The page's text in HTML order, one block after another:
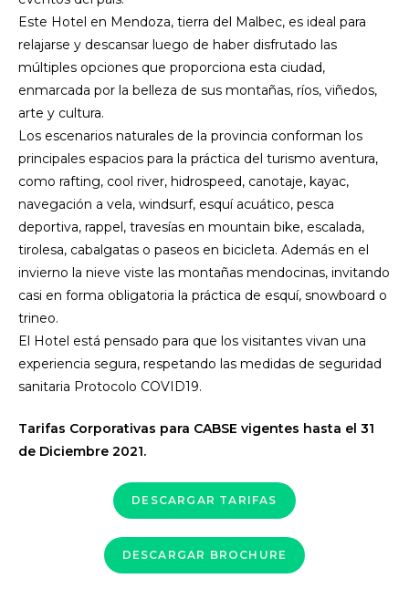
Este Hotel en Mendoza, tierra del Malbec, es ideal para
relajarse y descansar luego de haber disfrutado las
múltiples opciones que proporciona esta ciudad,
enmarcada por la belleza de sus montañas, ríos, viñedos,
arte y cultura.
Los escenarios naturales de la provincia conforman los
principales espacios para la práctica del turismo aventura,
como rafting, cool river, hidrospeed, canotaje, kayac,
navegación a vela, windsurf, esquí acuático, pesca
deportiva, rappel, travesías en mountain bike, escalada,
tirolesa, cabalgatas o paseos en bicicleta. Además en el
invierno la nieve viste las montañas mendocinas, invitando
casi en forma obligatoria la práctica de esquí, snowboard o
trineo.
El Hotel está pensado para que los visitantes vivan una
experiencia segura, respetando las medidas de seguridad
sanitaria Protocolo COVID19.
Tarifas Corporativas para CABSE vigentes hasta el 31
de Diciembre 2021.
DESCARGAR TARIFAS
DESCARGAR BROCHURE